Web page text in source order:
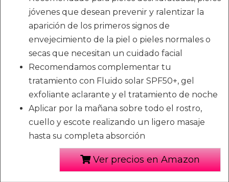
jóvenes que desean prevenir y ralentizar la
aparición de los primeros signos de
envejecimiento de la piel o pieles normales o
secas que necesitan un cuidado facial
Recomendamos complementar tu
tratamiento con Fluido solar SPF50+, gel
exfoliante aclarante y el tratamiento de noche
Aplicar por la mañana sobre todo el rostro,
cuello y escote realizando un ligero masaje
hasta su completa absorción
Ver precios en Amazon